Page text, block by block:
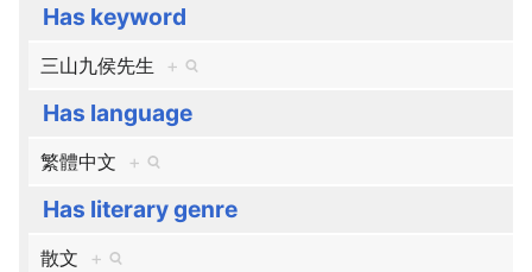
Has keyword
三山九侯先生 +
Has language
繁體中文 +
Has literary genre
散文 +